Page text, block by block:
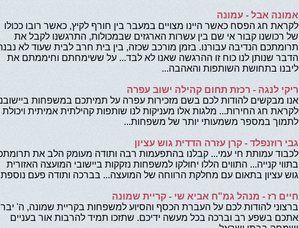
אמונה אבל - עמונה
לקראת חג הפסח כאשר היינו מצויים במעבר בין חורף לקיץ, כאשר רובו ככולו
של רכושנו קבור אי שם בין עשרות הארגזים שבמכולות, התרגשנו לקבל את
תרומתכם הנדיבה עבורנו. בזמן מורכב שכזה, בין בית חרב לבית שעוד לא
הדבר שנותן לנו כוח זו ההרגשה שאנו לא לבד... על ששימחתם וחיממתם את
ליבנו בתחושת השותפות והאהבה...
ריקי לנגה - רכזת תחום קהילה ישוב עפרה
אנו מבקשים להודות לכם בשם מזכירות עפרה על תמיתכם במשפחות
לקראת חג החירות... מלגות אלו מעניקות לנו שותפות קהילתית אמיתית ויכולת
לתמוך במספר משמעותי יותר של משפחות...
גבי רוזנפלד - קרן עזרה הדדית גוש עציון
לכבוד עמותת חי עמי... קבלנו בהתפעמות רבה ותודה מעומק הלב את
בתווי קנייה... התווים הללו יחולקו למשפחות נזקקות ביישובי המועצה האזורית
גוש עציון בתאום עם מחלקת הרווחה של המועצה... בברכה ותודה פעם נוספת
חיים רז - מנהל גמ"ח אביא שי - קריית שמונה
ברצוני להודות לכם על העברת הכסף והסיוע למשפחות בקריית שמונה, ה'
אתכם בשפע רב וברכה בכל מעשה ידיכם. שתזכו תמיד להרבות אור בעניים